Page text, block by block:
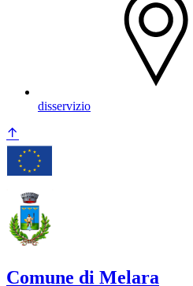
disservizio
Comune di Melara